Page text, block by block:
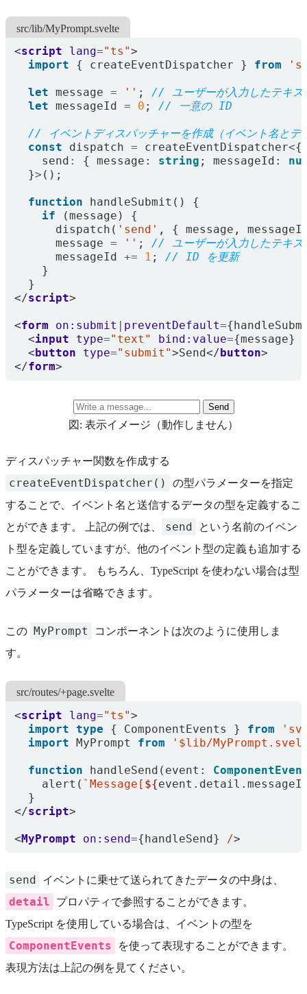
src/lib/MyPrompt.svelte
<script lang="ts">
import
{ createEventDispatcher } from
let message = '' ;
let messageId = 0 ;
const dispatch = createEventDispatcher<{
send : { message : string ; messageId :
}> ();
function
handleSubmit() {
if
(message )
{
dispatch ( 'send' , { message ,
message = '' ;
messageId += 1 ;
}
}
</script>
<form on:submit | preventDefault={
<input type="text" bind:value={message}
<button type="submit">Send</button>
</form>
Send
図: 表示イメージ（動作しません）
ディスパッチャー関数を作成する
createEventDispatcher()
の型パラメーターを指定
することで、イベント名と送信するデータの型を定義するこ
とができます。 上記の例では、
send
という名前のイベン
ト型を定義していますが、他のイベント型の定義も追加する
ことができます。 もちろん、TypeScript を使わない場合は型
パラメーターは省略できます。
この MyPrompt
コンポーネントは次のように使用しま
す。
src/routes/+page.svelte
<script lang="ts">
import type { ComponentEvents } from
import MyPrompt from '$lib/
function handleSend ( event :
alert ( `Message[ ${event . detail .
}
</script>
<MyPrompt on:send={handleSend} />
send イベントに乗せて送られてきたデータの中身は、
detail
プロパティで参照することができます。
TypeScript を使用している場合は、イベントの型を
ComponentEvents
を使って表現することができます。
表現方法は上記の例を見てください。